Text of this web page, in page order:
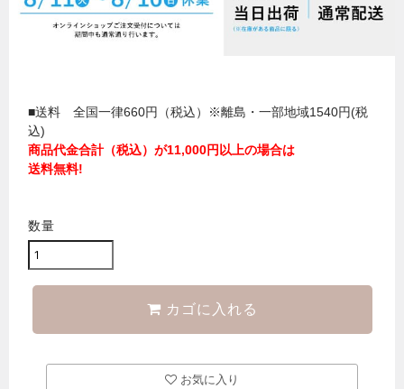
■送料 全国一律660円（税込）※離島・一部地域1540円(税
込)
商品代金合計（税込）が11,000円以上の場合は
送料無料!
数量
カゴに入れる
お気に入り